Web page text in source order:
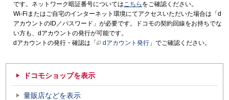
です。ネットワーク暗証番号についてはこちら をご確認ください。
Wi-Fiまたはご自宅のインターネット環境にてアクセスいただいた場合は「d
アカウントのID／パスワード」が必要です。ドコモの契約回線をお持ちでな
い方も、dアカウントの発行が可能です。
dアカウントの発行・確認は「
dアカウント発行 」でご確認ください。
ドコモショップを表示
量販店などを表示